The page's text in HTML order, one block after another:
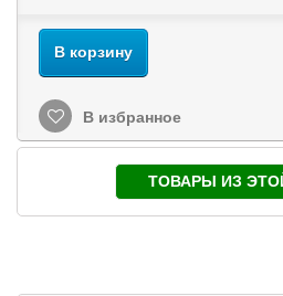
В корзину
В избранное
ТОВАРЫ ИЗ